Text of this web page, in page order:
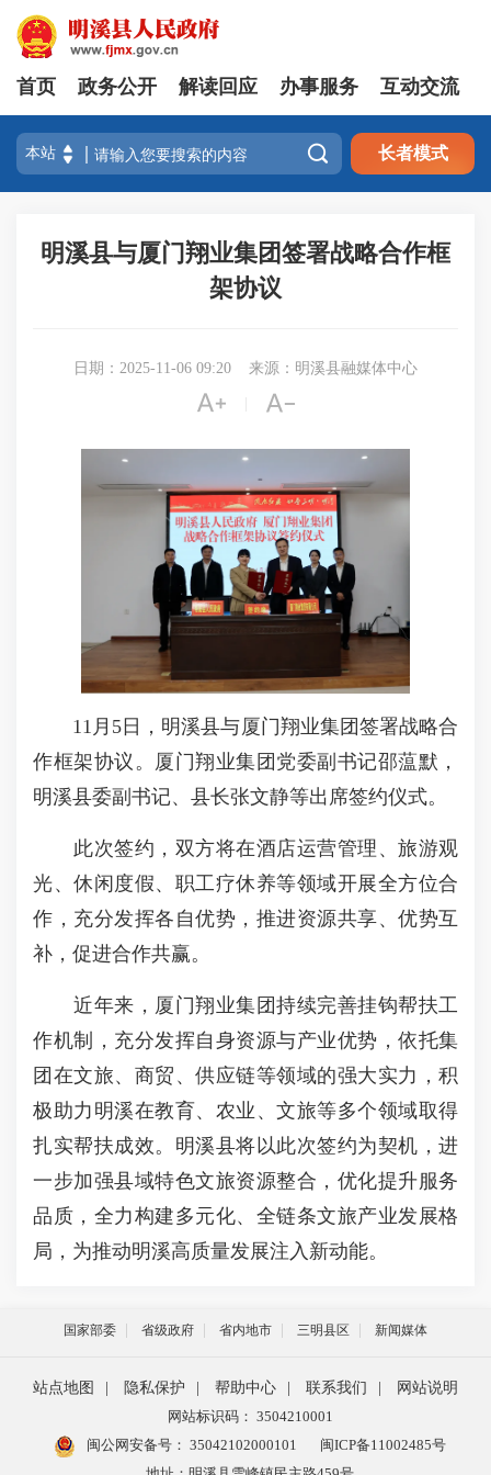
首页 政务公开 解读回应 办事服务 互动交流
 长者模式
明溪县与厦门翔业集团签署战略合作框
架协议
日期：2025-11-06 09:20 来源：明溪县融媒体中心
 
11月5日，明溪县与厦门翔业集团签署战略合
作框架协议。厦门翔业集团党委副书记邵蕰默，
明溪县委副书记、县长张文静等出席签约仪式。
此次签约，双方将在酒店运营管理、旅游观
光、休闲度假、职工疗休养等领域开展全方位合
作，充分发挥各自优势，推进资源共享、优势互
补，促进合作共赢。
近年来，厦门翔业集团持续完善挂钩帮扶工
作机制，充分发挥自身资源与产业优势，依托集
团在文旅、商贸、供应链等领域的强大实力，积
极助力明溪在教育、农业、文旅等多个领域取得
扎实帮扶成效。明溪县将以此次签约为契机，进
一步加强县域特色文旅资源整合，优化提升服务
品质，全力构建多元化、全链条文旅产业发展格
局，为推动明溪高质量发展注入新动能。
国家部委 省级政府 省内地市 三明县区 新闻媒体
站点地图 隐私保护 帮助中心 联系我们
网站说明
网站标识码： 3504210001
闽公网安备号： 35042102000101
闽ICP备11002485号